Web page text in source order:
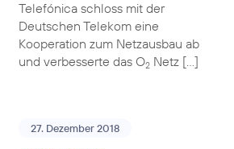
Telefónica schloss mit der
Deutschen Telekom eine
Kooperation zum Netzausbau ab
und verbesserte das O2Netz […]
27. Dezember 2018